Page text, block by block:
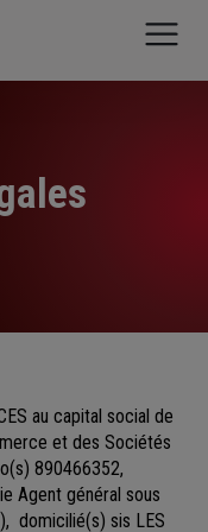
au capital social de
et des Sociétés
890466352,
Agent général sous
), domicilié(s) sis LES